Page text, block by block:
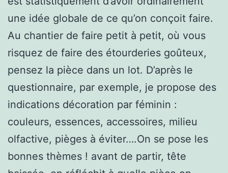
une idée globale de ce qu’on conçoit faire.
Au chantier de faire petit à petit, où vous
risquez de faire des étourderies goûteux,
pensez la pièce dans un lot. D’après le
questionnaire, par exemple, je propose des
indications décoration par féminin :
couleurs, essences, accessoires, milieu
olfactive, pièges à éviter….On se pose les
bonnes thèmes ! avant de partir, tête